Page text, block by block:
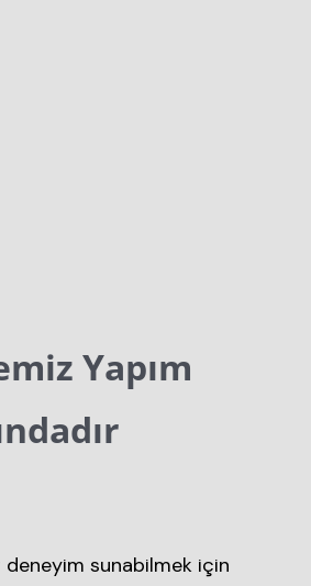
Yapım
deneyim sunabilmek için